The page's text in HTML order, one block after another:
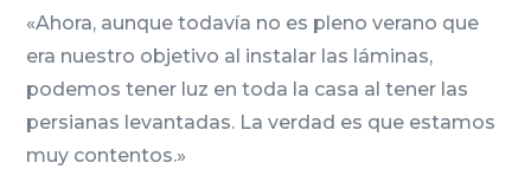
«Ahora, aunque todavía no es pleno verano que
era nuestro objetivo al instalar las láminas,
podemos tener luz en toda la casa al tener las
persianas levantadas. La verdad es que estamos
muy contentos.»